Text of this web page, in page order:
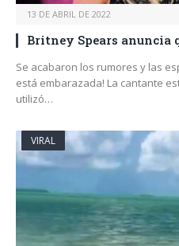
13 DE ABRIL DE 2022
Britney Spears anuncia
Se acabaron los rumores y las
está embarazada! La cantante
utilizó…
VIRAL